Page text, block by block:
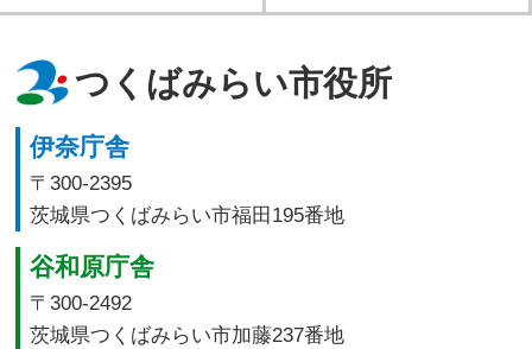
つくばみらい市役所
伊奈庁舎
〒300-2395
茨城県つくばみらい市福田195番地
谷和原庁舎
〒300-2492
茨城県つくばみらい市加藤237番地